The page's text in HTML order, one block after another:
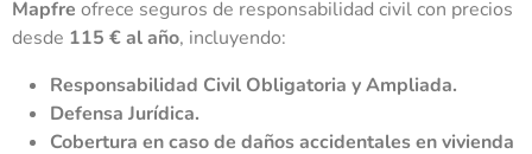
Mapfre ofrece seguros de responsabilidad civil con precios
desde 115 € al año, incluyendo:
Responsabilidad Civil Obligatoria y Ampliada.
Defensa Jurídica.
Cobertura en caso de daños accidentales en vivienda